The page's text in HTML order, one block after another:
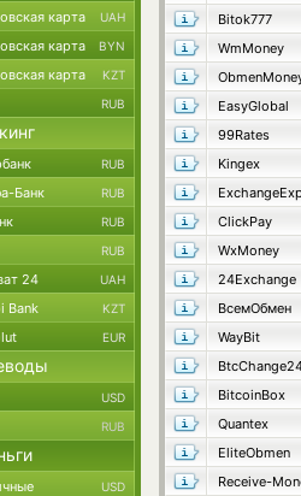
Bitok777
WmMoney
EasyGlobal
99Rates
Kingex
ClickPay
WxMoney
24Exchange
ВсемОбмен
WayBit
BitcoinBox
Quantex
EliteObmen
Receive-
карта UAH
карта BYN
карта KZT
RUB
RUB
Банк RUB
RUB
RUB
24 UAH
Bank KZT
EUR
USD
RUB
USD